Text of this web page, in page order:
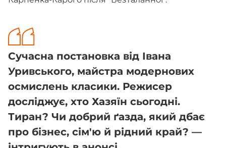
Сучасна постановка від Івана
Уривського, майстра модернових
осмислень класики. Режисер
досліджує, хто Хазяїн сьогодні.
Тиран? Чи добрий ґазда, який дбає
про бізнес, сім'ю й рідний край? —